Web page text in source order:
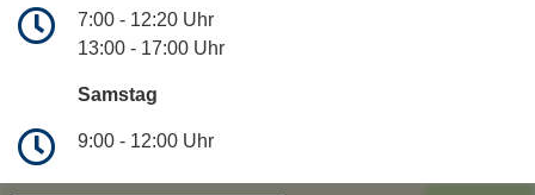
7:00 - 12:20 Uhr
13:00 - 17:00 Uhr
Samstag
9:00 - 12:00 Uhr